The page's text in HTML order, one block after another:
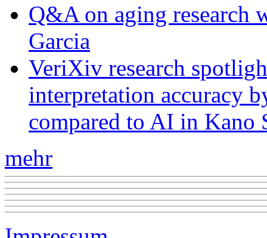
Q&A on aging research
Garcia
VeriXiv research
interpretation accuracy
compared to AI in Kano
mehr